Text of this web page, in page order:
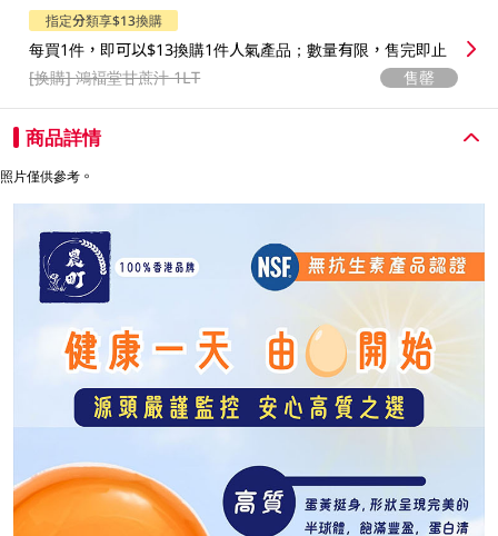
指定分類享$13換購
每買1件，即可以$13換購1件人氣產品；數量有限，售完即止
[换購]鴻褔堂甘蔗汁 1LT 售罄
商品詳情
照片僅供參考。